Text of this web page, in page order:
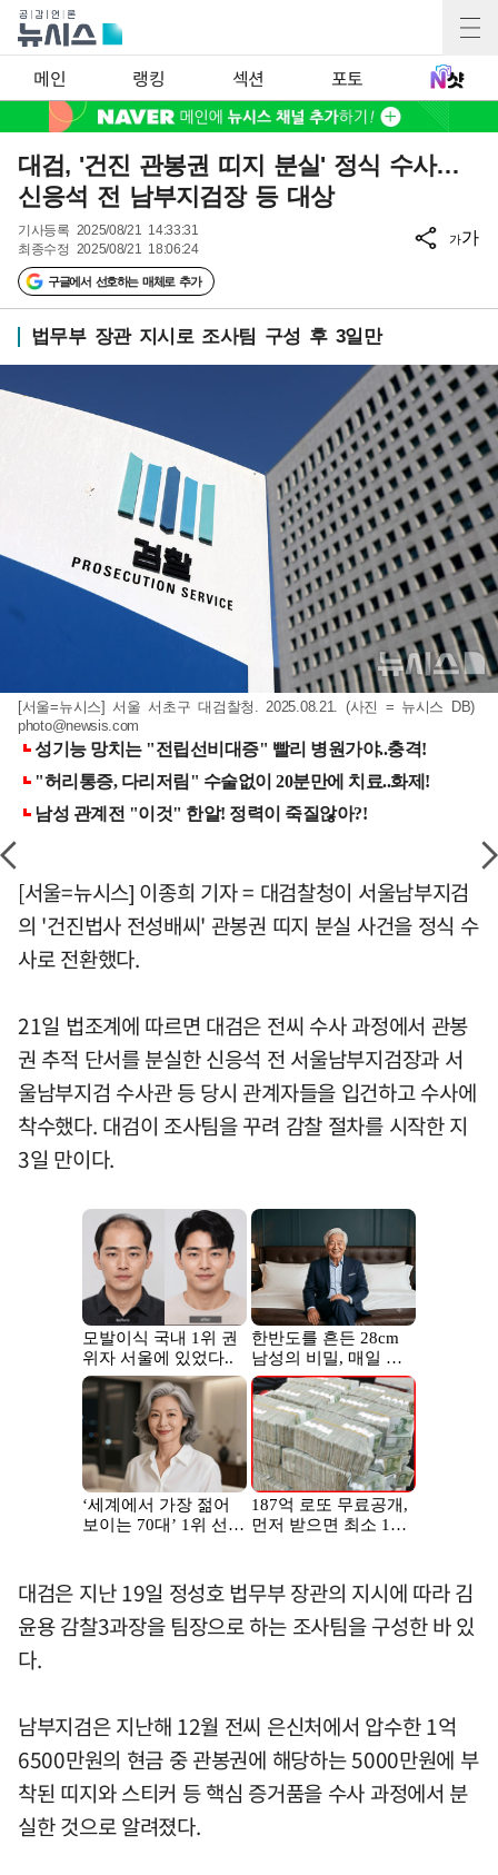
메인 랭킹 섹션 포토
대검, '건진 관봉권 띠지 분실' 정식 수사…
신응석 전 남부지검장 등 대상
기사등록 2025/08/21 14:33:31
최종수정 2025/08/21 18:06:24
구글에서 선호하는 매체로 추가
가가
법무부 장관 지시로 조사팀 구성 후 3일만
[서울=뉴시스] 서울 서초구 대검찰청. 2025.08.21. (사진 = 뉴시스 DB)
photo@newsis.com
[서울=뉴시스] 이종희 기자 = 대검찰청이 서울남부지검
의 '건진법사 전성배씨' 관봉권 띠지 분실 사건을 정식 수
사로 전환했다.
21일 법조계에 따르면 대검은 전씨 수사 과정에서 관봉
권 추적 단서를 분실한 신응석 전 서울남부지검장과 서
울남부지검 수사관 등 당시 관계자들을 입건하고 수사에
착수했다. 대검이 조사팀을 꾸려 감찰 절차를 시작한 지
3일 만이다.
대검은 지난 19일 정성호 법무부 장관의 지시에 따라 김
윤용 감찰3과장을 팀장으로 하는 조사팀을 구성한 바 있
다.
남부지검은 지난해 12월 전씨 은신처에서 압수한 1억
6500만원의 현금 중 관봉권에 해당하는 5000만원에 부
착된 띠지와 스티커 등 핵심 증거품을 수사 과정에서 분
실한 것으로 알려졌다.